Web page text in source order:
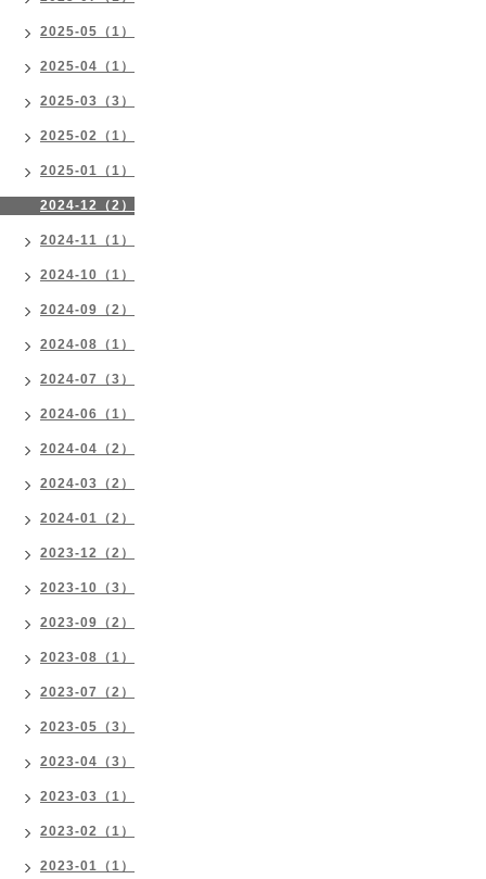
2025-05（1）
2025-04（1）
2025-03（3）
2025-02（1）
2025-01（1）
2024-12（2）
2024-11（1）
2024-10（1）
2024-09（2）
2024-08（1）
2024-07（3）
2024-06（1）
2024-04（2）
2024-03（2）
2024-01（2）
2023-12（2）
2023-10（3）
2023-09（2）
2023-08（1）
2023-07（2）
2023-05（3）
2023-04（3）
2023-03（1）
2023-02（1）
2023-01（1）